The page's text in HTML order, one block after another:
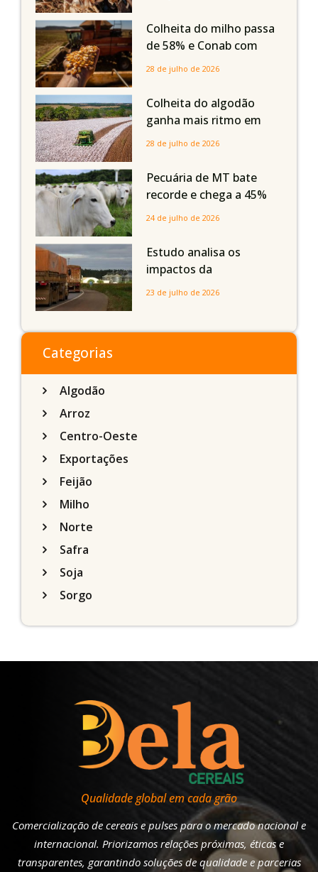
em Mato Grosso, aponta
Imea
Colheita do milho passa
de 58% e Conab com
boas produtividades em
quedas em Tocantins,
Maranhão e Piauí
28 de julho de 2026
Colheita do algodão
ganha mais ritmo em
Mato Grosso, Mato
Maranhão
28 de julho de 2026
Pecuária de MT bate
recorde e chega a 45%
dos bovinos abatidos
24 de julho de 2026
Estudo analisa os
impactos da
infraestrutura logística
do Sul
23 de julho de 2026
Categorias
Algodão
Arroz
Centro-Oeste
Exportações
Feijão
Milho
Norte
Safra
Soja
Sorgo
Qualidade global em cada grão
Comercialização de cereais e pulses para o mercado nacional e
internacional. Priorizamos relações próximas, éticas e
transparentes, garantindo soluções de qualidade e parcerias